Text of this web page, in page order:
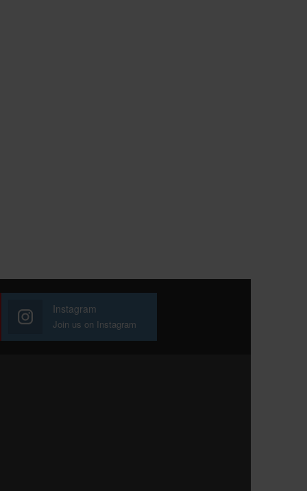
Instagram
Join us on Instagram